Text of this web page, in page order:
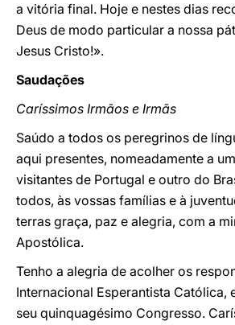
a vitória final. Hoje e nestes dias
Deus de modo particular a nossa
Jesus Cristo!».
Saudações
Caríssimos Irmãos e Irmãs
Saúdo a todos os peregrinos de
aqui presentes, nomeadamente a
visitantes de Portugal e outro do
todos, às vossas famílias e à
terras graça, paz e alegria, com a
Apostólica.
Tenho a alegria de acolher os
Internacional Esperantista Católica,
seu quinquagésimo Congresso.